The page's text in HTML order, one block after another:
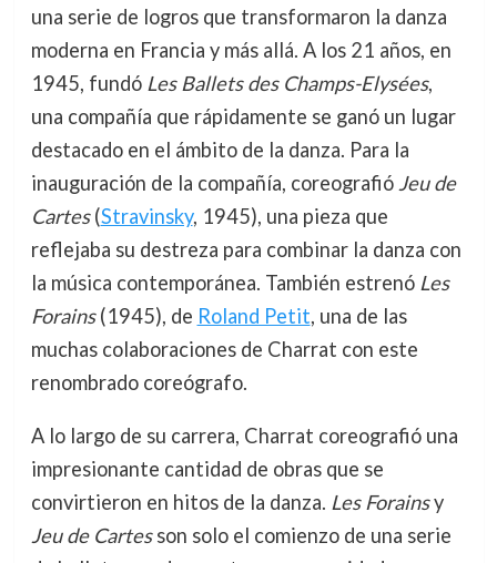
una serie de logros que transformaron la danza
moderna en Francia y más allá. A los 21 años, en
1945, fundó Les Ballets des Champs-Elysées,
una compañía que rápidamente se ganó un lugar
destacado en el ámbito de la danza. Para la
inauguración de la compañía, coreografió Jeu de
Cartes(Stravinsky, 1945), una pieza que
reflejaba su destreza para combinar la danza con
la música contemporánea. También estrenó Les
Forains(1945), de Roland Petit, una de las
muchas colaboraciones de Charrat con este
renombrado coreógrafo.
A lo largo de su carrera, Charrat coreografió una
impresionante cantidad de obras que se
convirtieron en hitos de la danza. Les Forainsy
Jeu de Cartesson solo el comienzo de una serie